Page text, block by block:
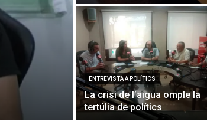
ENTREVISTA A POLÍTICS
La crisi de l’aigua omple la
tertúlia de polítics